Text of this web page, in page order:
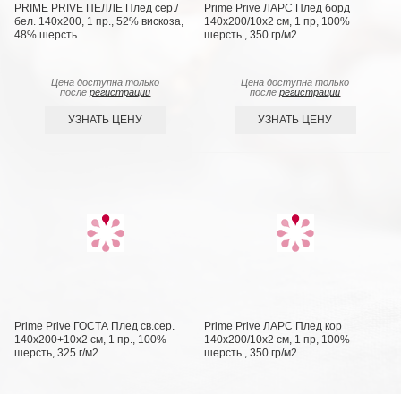
PRIME PRIVE ПЕЛЛЕ Плед сер./
бел. 140х200, 1 пр., 52% вискоза,
48% шерсть
Цена доступна только
послерегистрации
УЗНАТЬ ЦЕНУ
Prime Prive ЛАРС Плед борд
140х200/10х2 см, 1 пр, 100%
шерсть , 350 гр/м2
Цена доступна только
послерегистрации
УЗНАТЬ ЦЕНУ
Prime Prive ГОСТА Плед св.сер.
140х200+10х2 см, 1 пр., 100%
шерсть, 325 г/м2
Prime Prive ЛАРС Плед кор
140х200/10х2 см, 1 пр, 100%
шерсть , 350 гр/м2